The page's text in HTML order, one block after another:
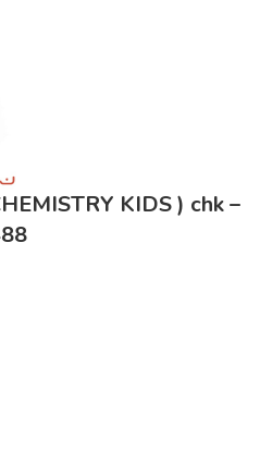
KIDS ) chk –